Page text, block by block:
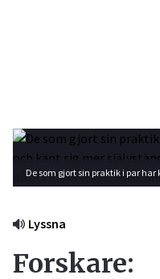
Lyssna
Forskare: